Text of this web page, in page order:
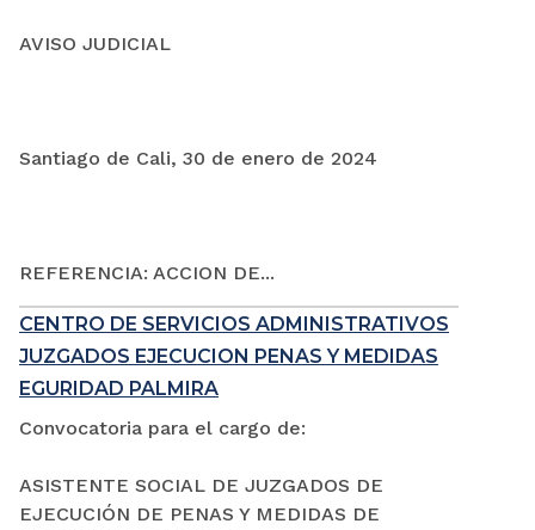
AVISO JUDICIAL
Santiago de Cali, 30 de enero de 2024
REFERENCIA: ACCION DE...
CENTRO DE SERVICIOS ADMINISTRATIVOS
JUZGADOS EJECUCION PENAS Y MEDIDAS
EGURIDAD PALMIRA
Convocatoria para el cargo de:
ASISTENTE SOCIAL DE JUZGADOS DE
EJECUCIÓN DE PENAS Y MEDIDAS DE